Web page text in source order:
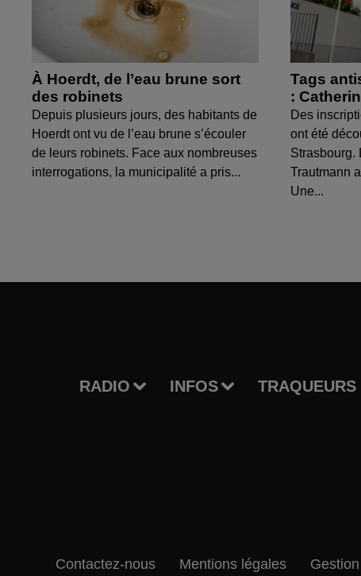
À Hoerdt, de l’eau brune sort
des robinets
Depuis plusieurs jours, des habitants de
Hoerdt ont vu de l’eau brune s’écouler
de leurs robinets. Face aux nombreuses
interrogations, la municipalité a pris...
Tags
:
Des
ont été
Strasbourg.
Trautmann
Une...
RADIO INFOS
Contactez-nous Mentions légales